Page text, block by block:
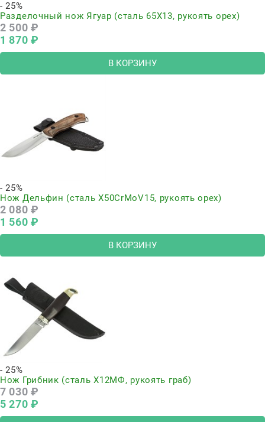
- 25%
Разделочный нож Ягуар (сталь 65Х13, рукоять орех)
2 500 ₽
1 870 ₽
В КОРЗИНУ
- 25%
Нож Дельфин (сталь Х50CrMoV15, рукоять орех)
2 080 ₽
1 560 ₽
В КОРЗИНУ
- 25%
Нож Грибник (сталь Х12МФ, рукоять граб)
7 030 ₽
5 270 ₽